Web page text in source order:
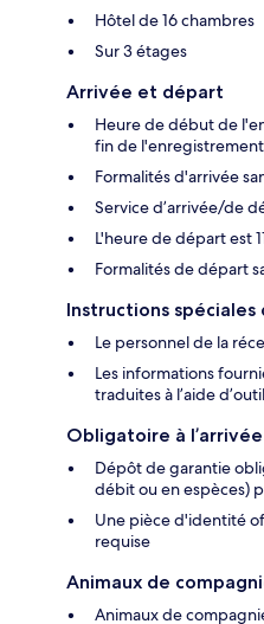
Hôtel de 16 chambres
Sur 3 étages
Arrivée et départ
Heure de début de
fin de
Formalités d'arrivée
Service d’arrivée/de
L'heure de départ est
Formalités de départ
Instructions spéciales
Le personnel de la
Les informations
traduites à l’aide
Obligatoire à l’arrivée
Dépôt de garantie
débit ou en espèces)
Une pièce d'identité
requise
Animaux de
Animaux de